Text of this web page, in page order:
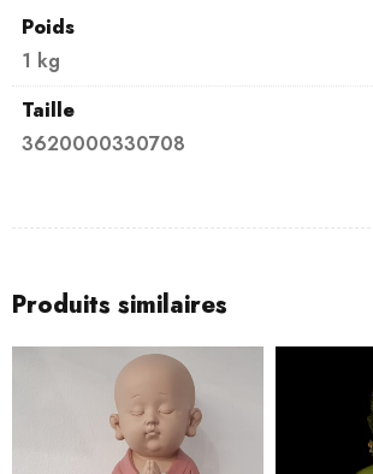
Poids
1 kg
Taille
3620000330708
Produits similaires